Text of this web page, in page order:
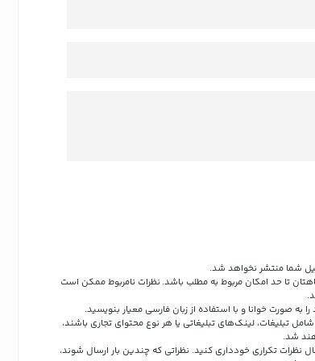
شما منتشر نخواهد شد.
تا حد امکان مربوط به مطلب باشد. نظرات نامربوط ممکن است
به صورت خوانا و با استفاده از زبان فارسی معیار بنویسید.
تبلیغات، لینک‌های تبلیغاتی یا هر نوع محتوای تجاری باشند،
شد.
نظرات تکراری خودداری کنید. نظراتی که چندین بار ارسال شوند،